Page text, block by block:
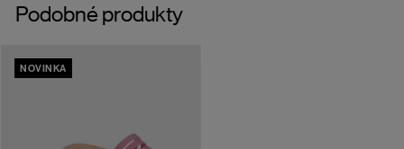
Podobné produkty
NOVINKA